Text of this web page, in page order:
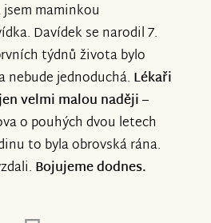
maminkou
Davídek se narodil 7.
týdnů života bylo
nebude jednoduchá. Lékaři
velmi malou naději–
o pouhých dvou letech
to byla obrovská rána.
Bojujeme dodnes.